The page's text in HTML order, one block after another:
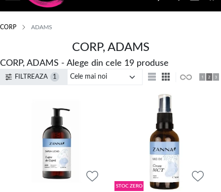
CORP ADAMS
CORP, ADAMS
CORP, ADAMS - Alege din cele 19 produse
FILTREAZA 1
STOC ZERO